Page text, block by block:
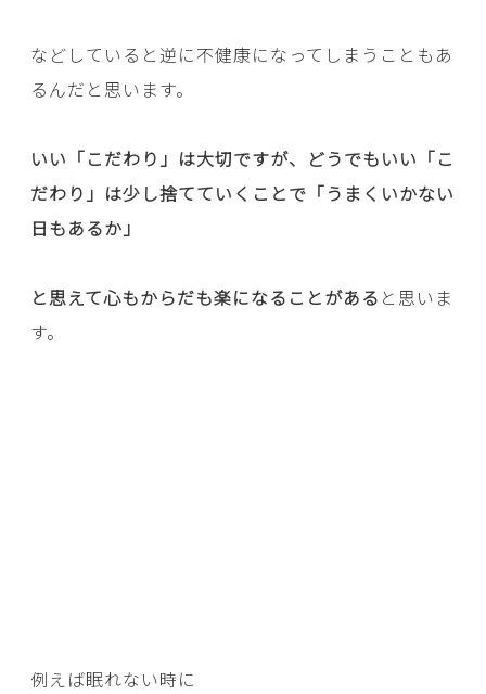
などしていると逆に不健康になってしまうこともあ
るんだと思います。
いい「こだわり」は大切ですが、どうでもいい「こ
だわり」は少し捨てていくことで「うまくいかない
日もあるか」
と思えて心もからだも楽になることがある と思いま
す。
例えば眠れない時に